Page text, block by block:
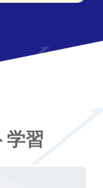
学習